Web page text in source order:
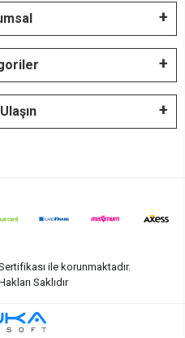
ile korunmaktadır.
Saklıdır